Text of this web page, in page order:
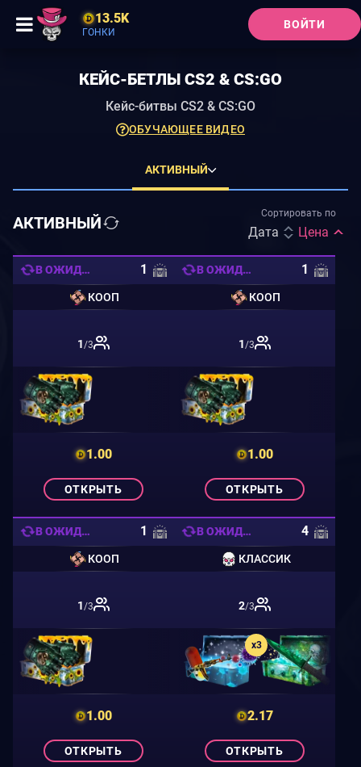
13.5K
ГОНКИ
ВОЙТИ
ОБУЧАЮЩЕЕ ВИДЕО
КЕЙС-БЕТЛЫ CS2 & CS:GO
Кейс-битвы CS2 & CS:GO
АКТИВНЫЙ
АКТИВНЫЙ Сортировать по
Дата Цена
В ОЖИДАНИИ 1
КООП
1/3
1.00
ОТКРЫТЬ
В ОЖИДАНИИ 1
КООП
1/3
1.00
ОТКРЫТЬ
В ОЖИДАНИИ 1
КООП
1/3
1.00
ОТКРЫТЬ
В ОЖИДАНИИ 4
КЛАССИК
2/3
x3
2.17
ОТКРЫТЬ